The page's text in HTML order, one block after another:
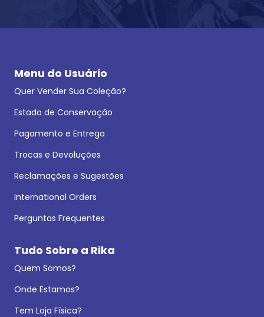
Menu do Usuário
Quer Vender Sua Coleção?
Estado de Conservação
Pagamento e Entrega
Trocas e Devoluções
Reclamações e Sugestões
International Orders
Perguntas Frequentes
Tudo Sobre a Rika
Quem Somos?
Onde Estamos?
Tem Loja Física?